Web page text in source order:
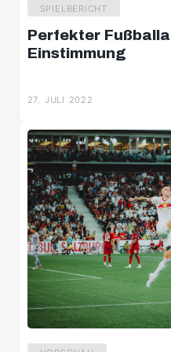
SPIELBERICHT
Perfekter
Einstimmung
27. JULI 2022